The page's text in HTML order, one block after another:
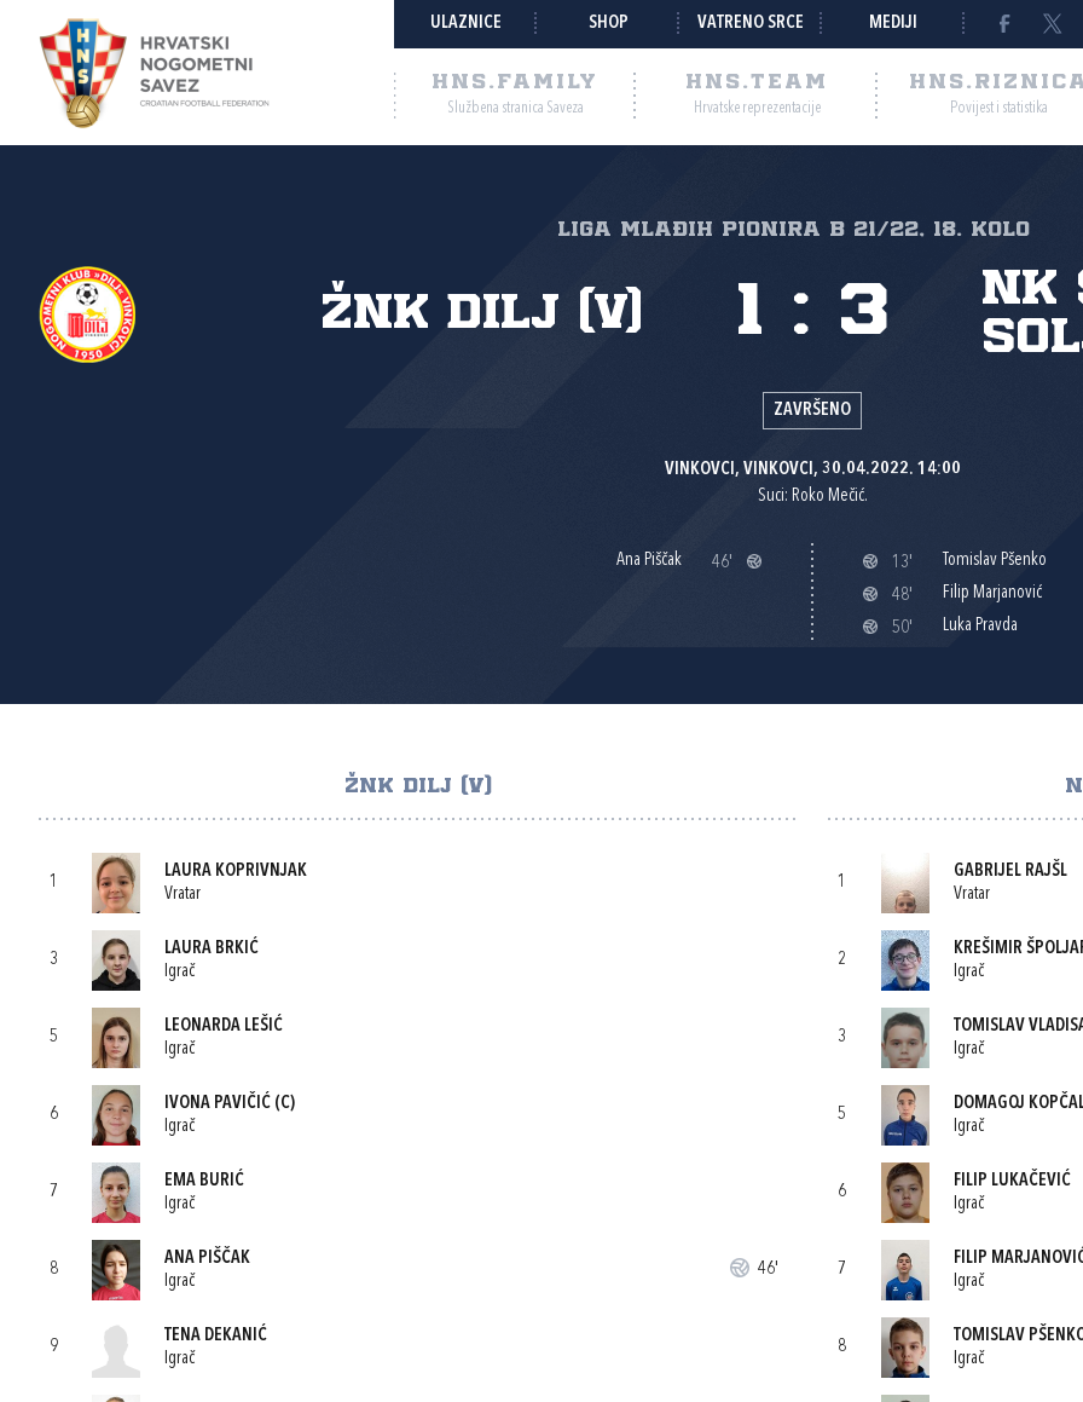
ULAZNICE SHOP VATRENO SRCE MEDIJI
HNS.FAMILY
Službena stranica Saveza
HNS.TEAM
Hrvatske reprezentacije Povijest i statistika
Liga mlađih pionira B 21/22, 18. kolo
ŽNK Dilj (V) 1 : 3
ZAVRŠENO
VINKOVCI, VINKOVCI, 30.04.2022. 14:00
Suci: Roko Mečić.
Ana Piščak 46' 13'
Tomislav Pšenko
48'
Filip Marjanović
50'
Luka Pravda
ŽNK DILJ (V)
1
LAURA KOPRIVNJAK
Vratar
3
LAURA BRKIĆ
Igrač
5
LEONARDA LEŠIĆ
Igrač
6
IVONA PAVIČIĆ (C)
Igrač
7
EMA BURIĆ
Igrač
8
ANA PIŠČAK
Igrač
46'
9
TENA DEKANIĆ
Igrač
1
GABRIJEL RAJŠL
Vratar
2
KREŠIMIR
Igrač
3
TOMISLAV
Igrač
5
DOMAGOJ
Igrač
6
FILIP LUKAČEVIĆ
Igrač
7
FILIP
Igrač
8
TOMISLAV
Igrač